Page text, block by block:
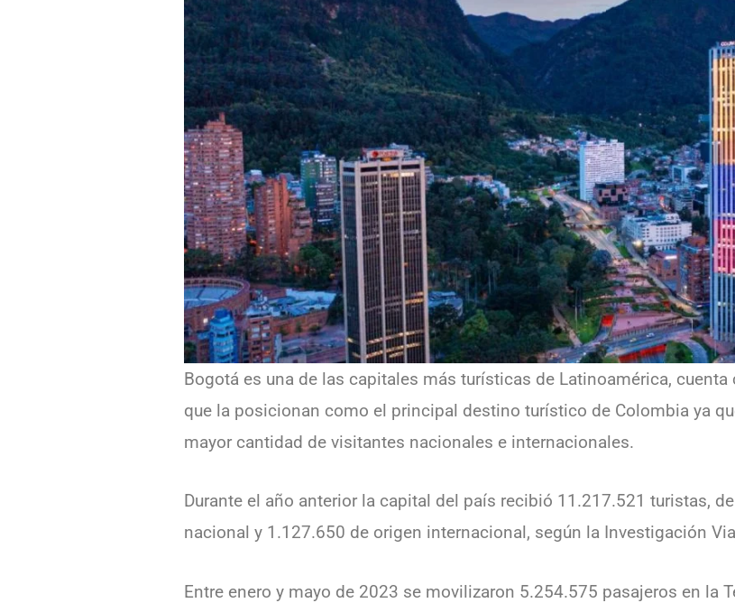
Bogotá es una de las capitales más turísticas de Latinoamérica,
que la posicionan como el principal destino turístico de Colombia ya
mayor cantidad de visitantes nacionales e internacionales.
Durante el año anterior la capital del país recibió 11.217.521 turistas,
nacional y 1.127.650 de origen internacional, según la Investigación
Entre enero y mayo de 2023 se movilizaron 5.254.575 pasajeros en la